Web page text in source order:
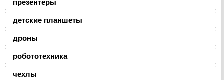
презентеры
детские планшеты
дроны
робототехника
чехлы